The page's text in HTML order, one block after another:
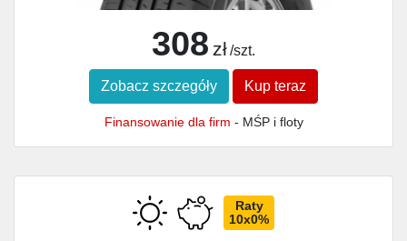
308 zł /szt.
Zobacz szczegóły Kup teraz
Finansowanie dla firm - MŚP i floty
Raty
10x0%